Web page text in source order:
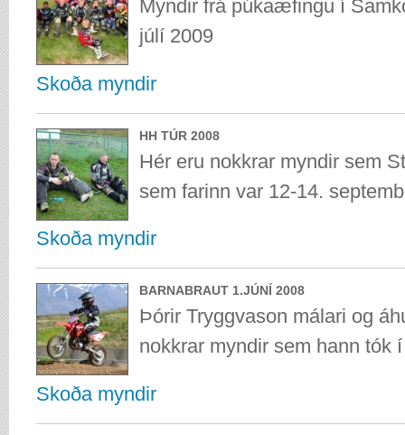
Myndir frá púkaæfingu í
júlí 2009
Skoða myndir
HH TÚR 2008
Hér eru nokkrar myndir sem
sem farinn var 12-14.
Skoða myndir
BARNABRAUT 1.JÚNÍ 2008
Þórir Tryggvason málari og
nokkrar myndir sem hann tók
Skoða myndir